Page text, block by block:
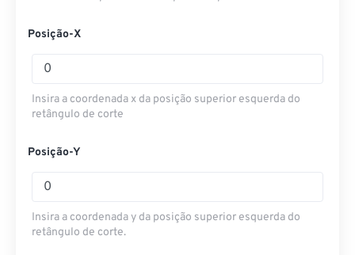
Posição-X
Insira a coordenada x da posição superior esquerda do
retângulo de corte
Posição-Y
Insira a coordenada y da posição superior esquerda do
retângulo de corte.